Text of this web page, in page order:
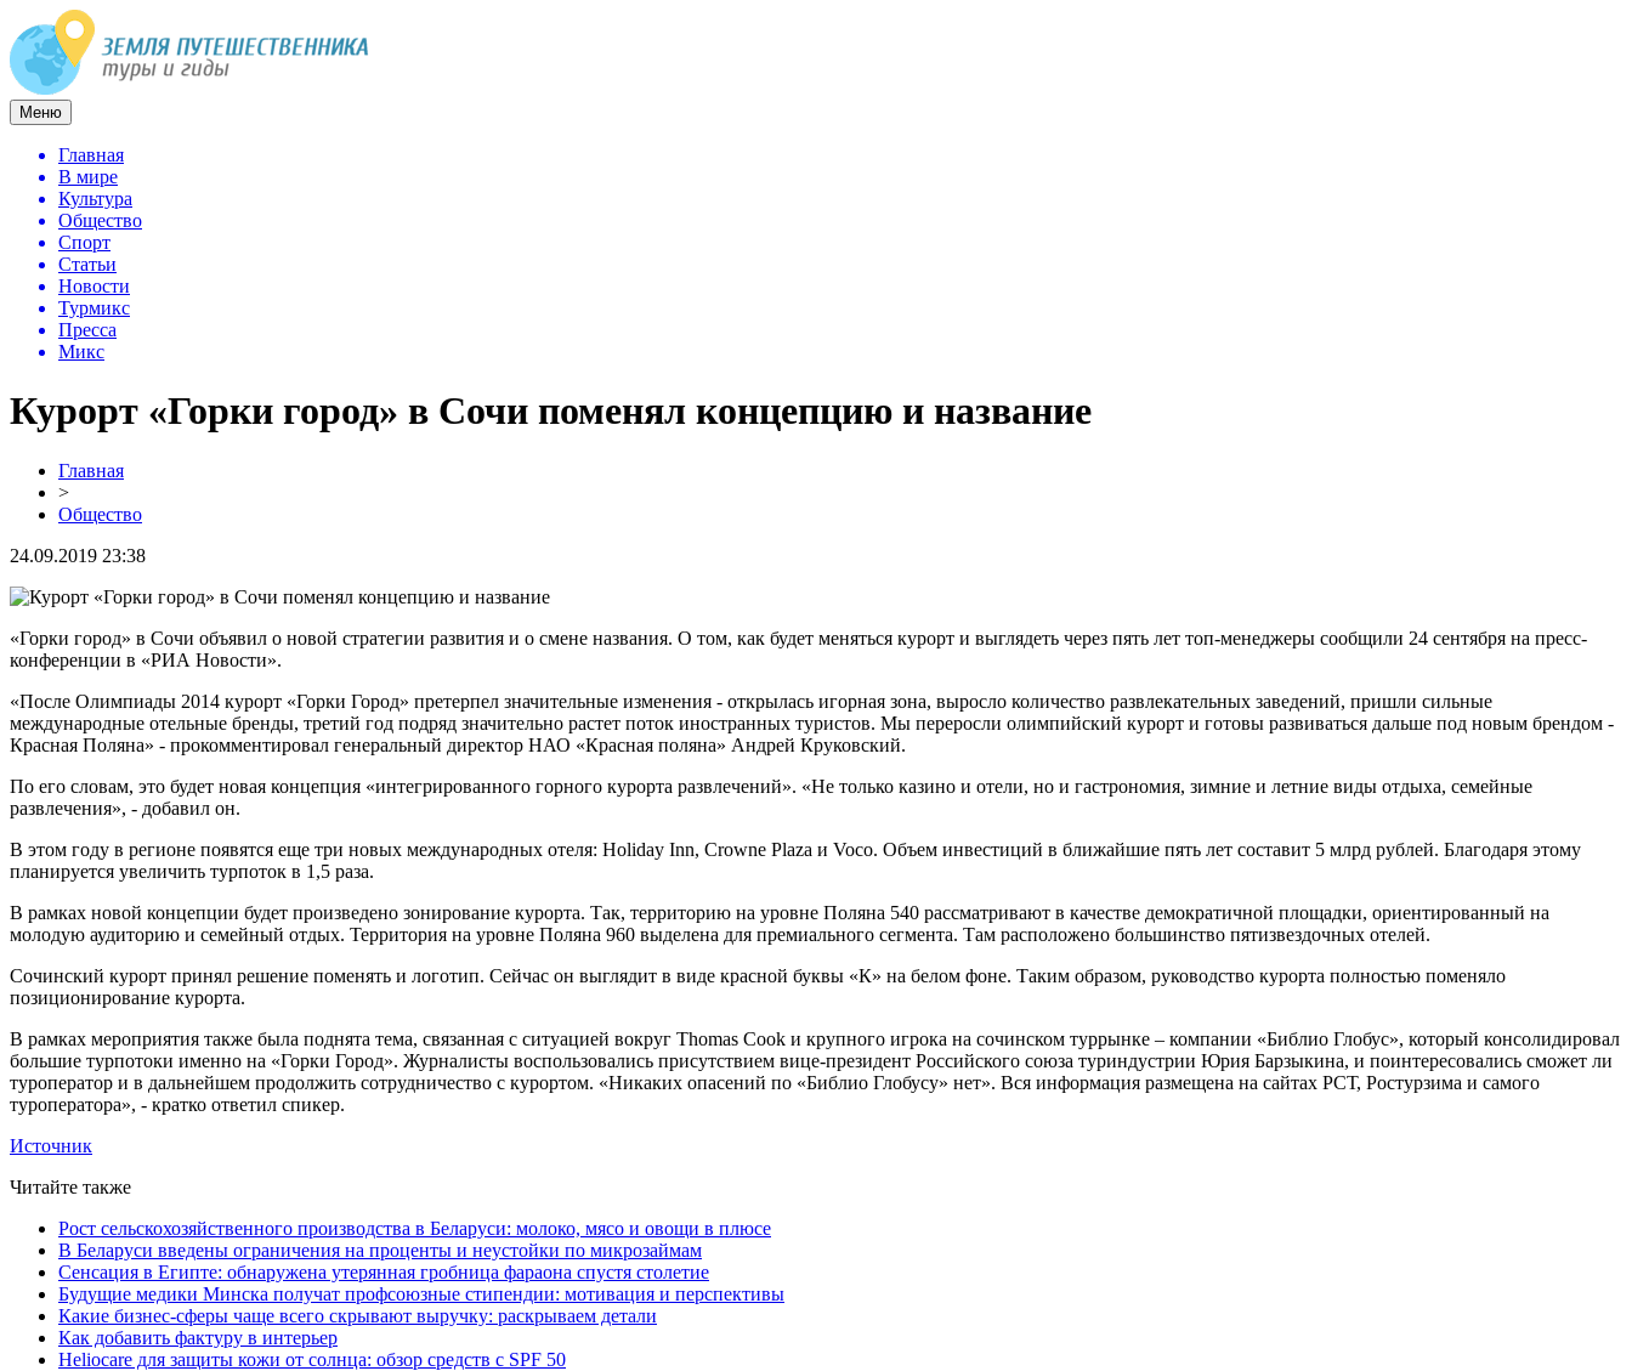
Меню
Главная
В мире
Культура
Общество
Спорт
Статьи
Новости
Турмикс
Пресса
Микс
Курорт «Горки город» в Сочи поменял концепцию и название
Главная
>
Общество
24.09.2019 23:38
«Горки город» в Сочи объявил о новой стратегии развития и о смене названия. О том, как будет меняться курорт и выглядеть через пять лет топ-менеджеры сообщили 24 сентября на пресс-
конференции в «РИА Новости».
«После Олимпиады 2014 курорт «Горки Город» претерпел значительные изменения - открылась игорная зона, выросло количество развлекательных заведений, пришли сильные
международные отельные бренды, третий год подряд значительно растет поток иностранных туристов. Мы переросли олимпийский курорт и готовы развиваться дальше под новым брендом -
Красная Поляна» - прокомментировал генеральный директор НАО «Красная поляна» Андрей Круковский.
По его словам, это будет новая концепция «интегрированного горного курорта развлечений». «Не только казино и отели, но и гастрономия, зимние и летние виды отдыха, семейные
развлечения», - добавил он.
В этом году в регионе появятся еще три новых международных отеля: Holiday Inn, Crowne Plaza и Voco. Объем инвестиций в ближайшие пять лет составит 5 млрд рублей. Благодаря этому
планируется увеличить турпоток в 1,5 раза.
В рамках новой концепции будет произведено зонирование курорта. Так, территорию на уровне Поляна 540 рассматривают в качестве демократичной площадки, ориентированный на
молодую аудиторию и семейный отдых. Территория на уровне Поляна 960 выделена для премиального сегмента. Там расположено большинство пятизвездочных отелей.
Сочинский курорт принял решение поменять и логотип. Сейчас он выглядит в виде красной буквы «К» на белом фоне. Таким образом, руководство курорта полностью поменяло
позиционирование курорта.
В рамках мероприятия также была поднята тема, связанная с ситуацией вокруг Thomas Cook и крупного игрока на сочинском туррынке – компании «Библио Глобус», который консолидировал
большие турпотоки именно на «Горки Город». Журналисты воспользовались присутствием вице-президент Российского союза туриндустрии Юрия Барзыкина, и поинтересовались сможет ли
туроператор и в дальнейшем продолжить сотрудничество с курортом. «Никаких опасений по «Библио Глобусу» нет». Вся информация размещена на сайтах РСТ, Ростурзима и самого
туроператора», - кратко ответил спикер.
Источник
Читайте также
Рост сельскохозяйственного производства в Беларуси: молоко, мясо и овощи в плюсе
В Беларуси введены ограничения на проценты и неустойки по микрозаймам
Сенсация в Египте: обнаружена утерянная гробница фараона спустя столетие
Будущие медики Минска получат профсоюзные стипендии: мотивация и перспективы
Какие бизнес-сферы чаще всего скрывают выручку: раскрываем детали
Как добавить фактуру в интерьер
Heliocare для защиты кожи от солнца: обзор средств с SPF 50